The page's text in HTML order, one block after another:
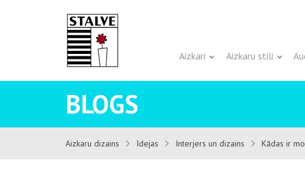
Aizkari Aizkaru stili
BLOGS
Aizkaru dizains Idejas Interjers un dizains Kādas ir